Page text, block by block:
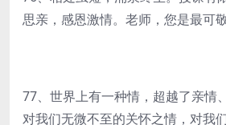
思亲，感恩激情。老师，您是最可敬
77、世界上有一种情，超越了亲情
对我们无微不至的关怀之情，对我